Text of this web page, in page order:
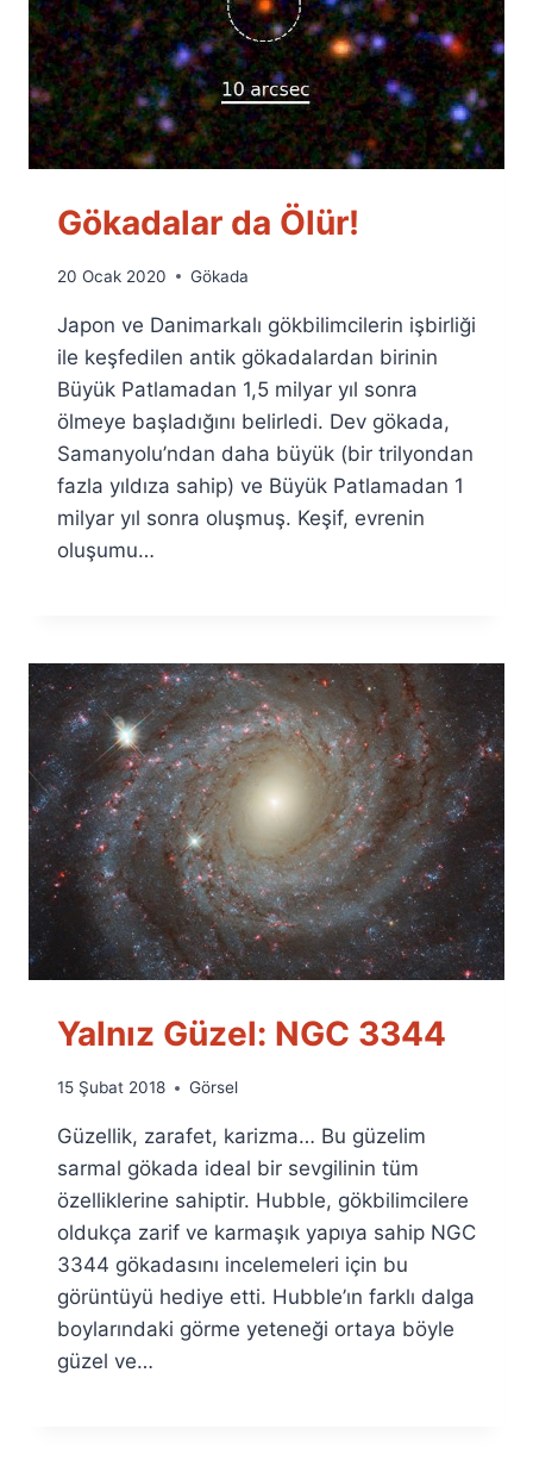
Gökadalar da Ölür!
By
Fuat
Özyar
20 Ocak 2020 Gökada
Japon ve Danimarkalı gökbilimcilerin işbirliği
ile keşfedilen antik gökadalardan birinin
Büyük Patlamadan 1,5 milyar yıl sonra
ölmeye başladığını belirledi. Dev gökada,
Samanyolu’ndan daha büyük (bir trilyondan
fazla yıldıza sahip) ve Büyük Patlamadan 1
milyar yıl sonra oluşmuş. Keşif, evrenin
oluşumu…
Yalnız Güzel: NGC 3344
By
Fuat
Özyar
15 Şubat 2018 Görsel
Güzellik, zarafet, karizma… Bu güzelim
sarmal gökada ideal bir sevgilinin tüm
özelliklerine sahiptir. Hubble, gökbilimcilere
oldukça zarif ve karmaşık yapıya sahip NGC
3344 gökadasını incelemeleri için bu
görüntüyü hediye etti. Hubble’ın farklı dalga
boylarındaki görme yeteneği ortaya böyle
güzel ve…